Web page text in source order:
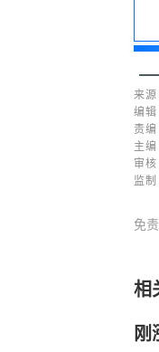
来源
编
责
主
审
监
免
相